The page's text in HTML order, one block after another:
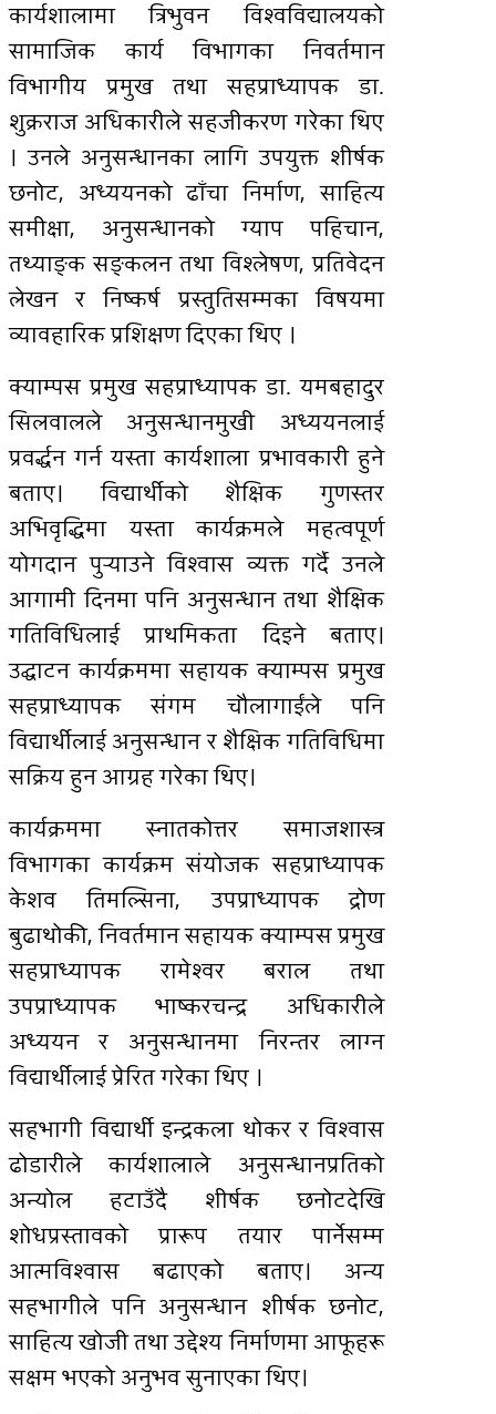
कार्यशालामा त्रिभुवन विश्वविद्यालयको
सामाजिक कार्य विभागका निवर्तमान
विभागीय प्रमुख तथा सहप्राध्यापक डा.
शुक्रराज अधिकारीले सहजीकरण गरेका थिए
। उनले अनुसन्धानका लागि उपयुक्त शीर्षक
छनोट, अध्ययनको ढाँचा निर्माण, साहित्य
समीक्षा, अनुसन्धानको ग्याप पहिचान,
तथ्याङ्क सङ्कलन तथा विश्लेषण, प्रतिवेदन
लेखन र निष्कर्ष प्रस्तुतिसम्मका विषयमा
व्यावहारिक प्रशिक्षण दिएका थिए ।
क्याम्पस प्रमुख सहप्राध्यापक डा. यमबहादुर
सिलवालले अनुसन्धानमुखी अध्ययनलाई
प्रवर्द्धन गर्न यस्ता कार्यशाला प्रभावकारी हुने
बताए। विद्यार्थीको शैक्षिक गुणस्तर
अभिवृद्धिमा यस्ता कार्यक्रमले महत्वपूर्ण
योगदान पुर्‍याउने विश्वास व्यक्त गर्दै उनले
आगामी दिनमा पनि अनुसन्धान तथा शैक्षिक
गतिविधिलाई प्राथमिकता दिइने बताए।
उद्घाटन कार्यक्रममा सहायक क्याम्पस प्रमुख
सहप्राध्यापक संगम चौलागाईंले पनि
विद्यार्थीलाई अनुसन्धान र शैक्षिक गतिविधिमा
सक्रिय हुन आग्रह गरेका थिए।
कार्यक्रममा स्नातकोत्तर समाजशास्त्र
विभागका कार्यक्रम संयोजक सहप्राध्यापक
केशव तिमल्सिना, उपप्राध्यापक द्रोण
बुढाथोकी, निवर्तमान सहायक क्याम्पस प्रमुख
सहप्राध्यापक रामेश्वर बराल तथा
उपप्राध्यापक भाष्करचन्द्र अधिकारीले
अध्ययन र अनुसन्धानमा निरन्तर लाग्न
विद्यार्थीलाई प्रेरित गरेका थिए ।
सहभागी विद्यार्थी इन्द्रकला थोकर र विश्वास
ढोडारीले कार्यशालाले अनुसन्धानप्रतिको
अन्योल हटाउँदै शीर्षक छनोटदेखि
शोधप्रस्तावको प्रारूप तयार पार्नेसम्म
आत्मविश्वास बढाएको बताए। अन्य
सहभागीले पनि अनुसन्धान शीर्षक छनोट,
साहित्य खोजी तथा उद्देश्य निर्माणमा आफूहरू
सक्षम भएको अनुभव सुनाएका थिए।